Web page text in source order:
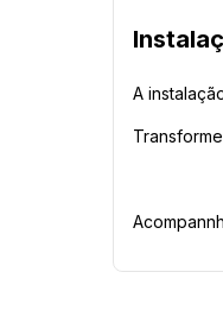
A